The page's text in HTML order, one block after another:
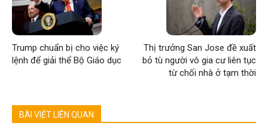
Trump chuẩn bị cho việc ký
lệnh để giải thể Bộ Giáo dục
Thị trưởng San Jose đề xuất
bỏ tù người vô gia cư liên tục
từ chối nhà ở tạm thời
BÀI VIẾT LIÊN QUAN